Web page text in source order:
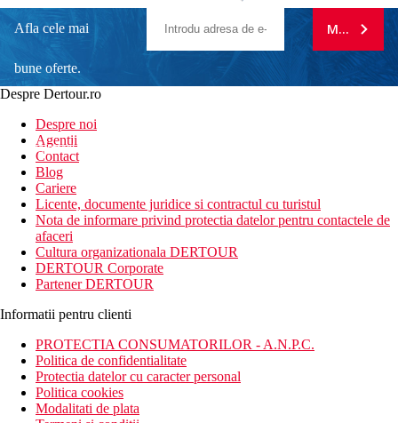
Afla cele mai
bune oferte.
newsletter!
MA
Despre Dertour.ro
Despre noi
Agentii
Contact
Blog
Cariere
Licente, documente juridice si contractul cu turistul
Nota de informare privind protectia datelor pentru contactele de
afaceri
Cultura organizationala DERTOUR
DERTOUR Corporate
Partener DERTOUR
Informatii pentru clienti
PROTECTIA CONSUMATORILOR - A.N.P.C.
Politica de confidentialitate
Protectia datelor cu caracter personal
Politica cookies
Modalitati de plata